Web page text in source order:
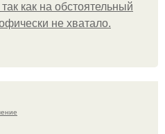
как на обстоятельный
не хватало.